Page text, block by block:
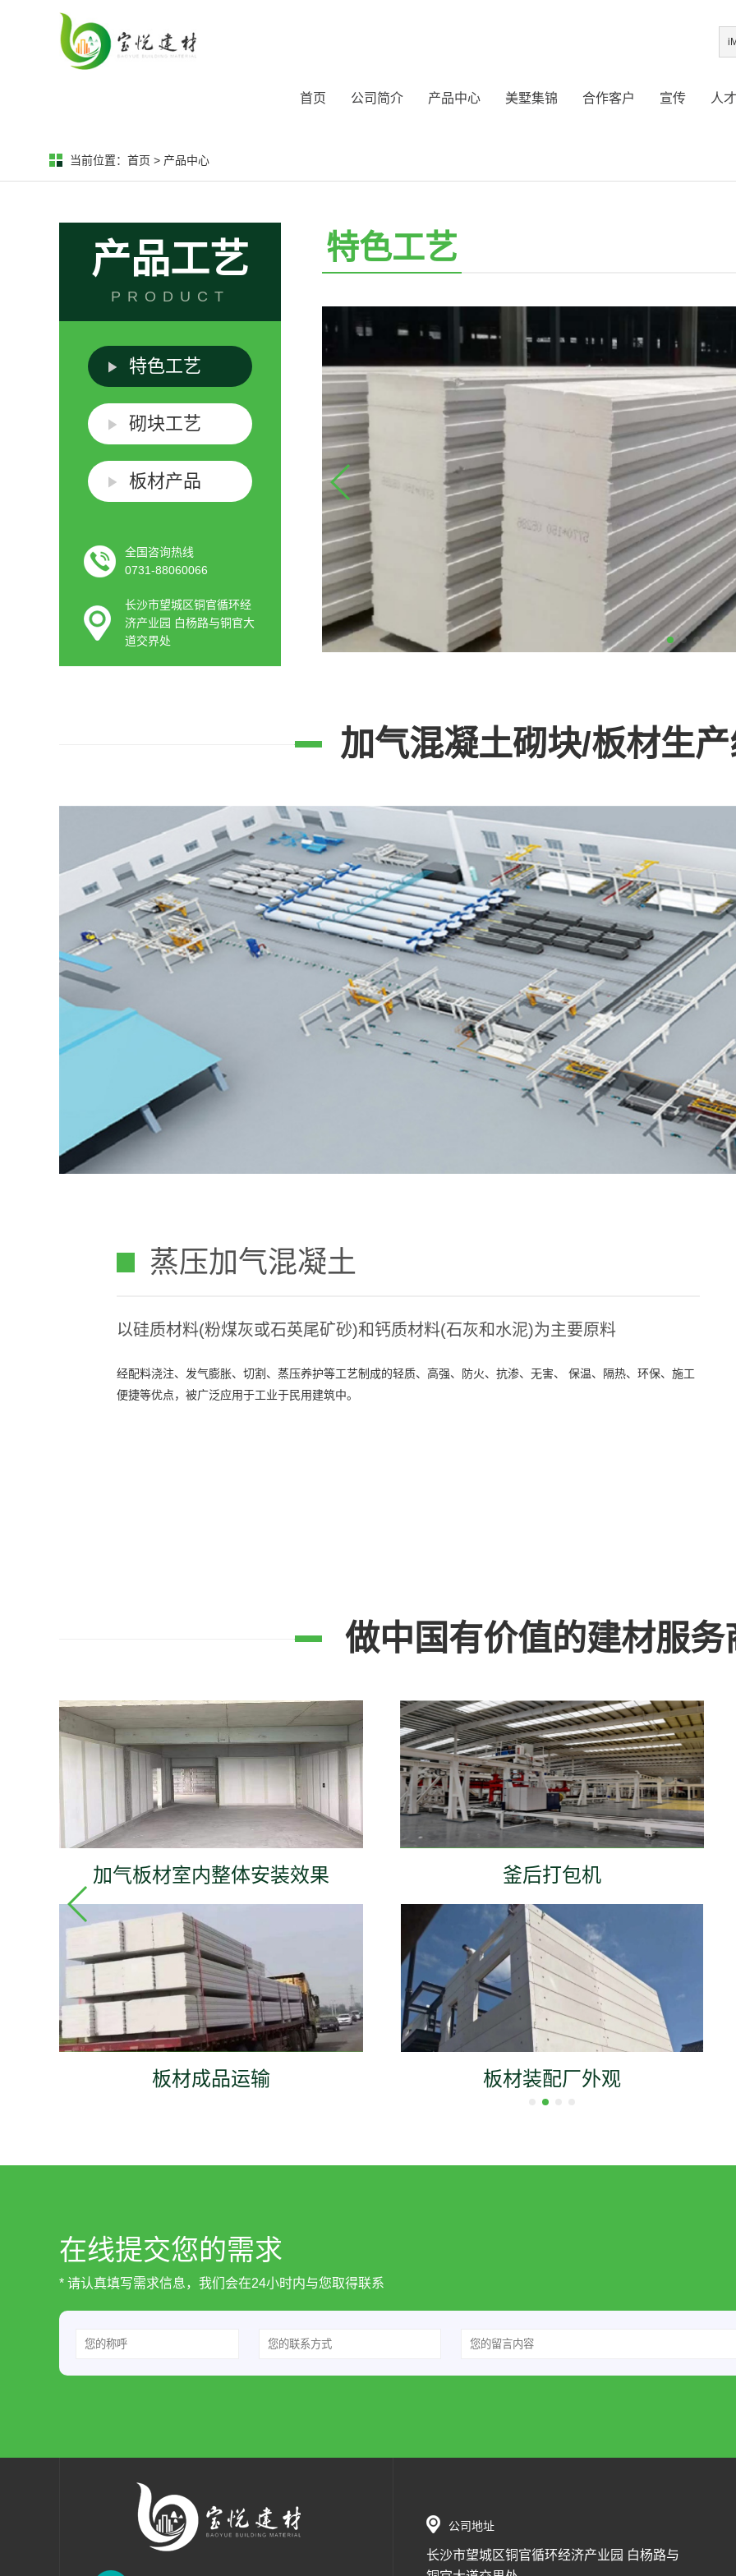
首页 公司简介 产品中心 美墅集锦 合作客户 宣传 人
当前位置： 首页 > 产品中心
产品工艺
PRODUCT
特色工艺
砌块工艺
板材产品
全国咨询热线
0731-88060066
长沙市望城区铜官循环经
济产业园 白杨路与铜官大
道交界处
特色工艺
加气混凝土砌块/板材生
蒸压加气混凝土
以硅质材料(粉煤灰或石英尾矿砂)和钙质材料(石灰和水泥)为主要原料
经配料浇注、发气膨胀、切割、蒸压养护等工艺制成的轻质、高强、防火、抗渗、无害、 保温、隔热、环保、施工
便捷等优点，被广泛应用于工业于民用建筑中。
做中国有价值的建材服务
加气板材室内整体安装效果 釜后打包机
板材成品运输 板材装配厂外观
在线提交您的需求
* 请认真填写需求信息，我们会在24小时内与您取得联系
公司地址
长沙市望城区铜官循环经济产业园 白杨路与